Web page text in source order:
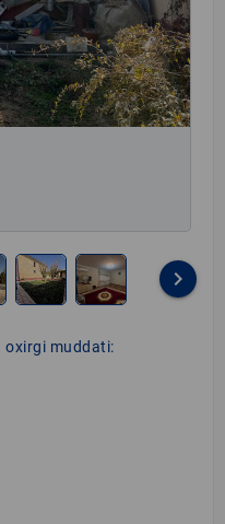
keyboard_arrow_right
oxirgi muddati: